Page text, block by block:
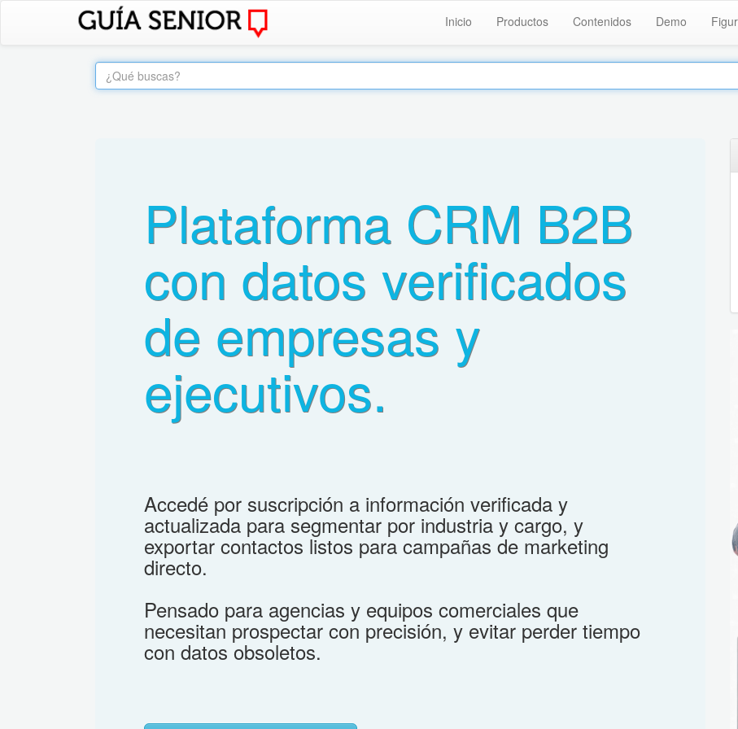
Inicio Productos Contenidos Demo
Plataforma CRM B2B
con datos verificados
de empresas y
ejecutivos.
Accedé por suscripción a información verificada y
actualizada para segmentar por industria y cargo, y
exportar contactos listos para campañas de marketing
directo.
Pensado para agencias y equipos comerciales que
necesitan prospectar con precisión, y evitar perder tiempo
con datos obsoletos.